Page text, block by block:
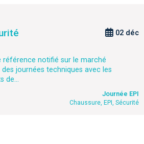
02 déc
référence notifié sur le marché
journées techniques avec les
de...
Journée EPI
Chaussure, EPI, Sécurité